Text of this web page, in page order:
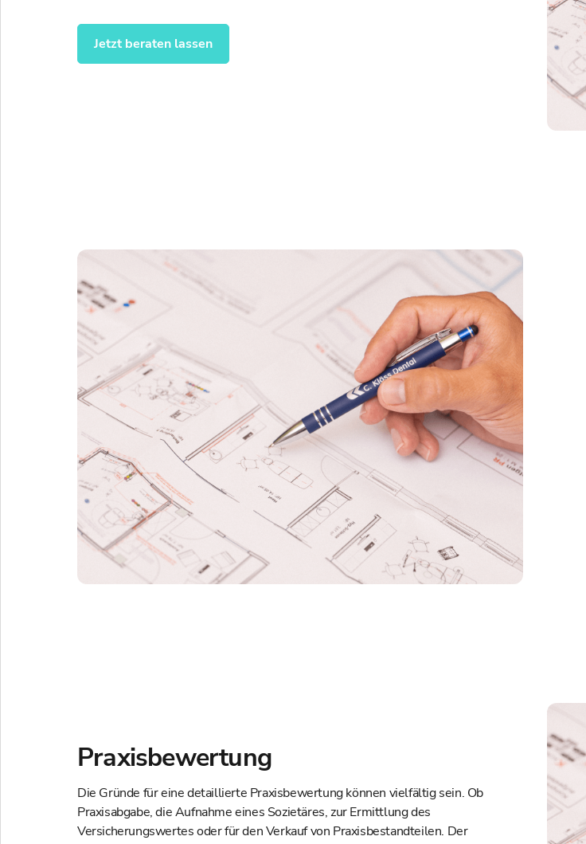
Jetzt beraten lassen
Praxisbewertung
Die Gründe für eine detaillierte Praxisbewertung können vielfältig sein. Ob
Praxisabgabe, die Aufnahme eines Sozietäres, zur Ermittlung des
Versicherungswertes oder für den Verkauf von Praxisbestandteilen. Der